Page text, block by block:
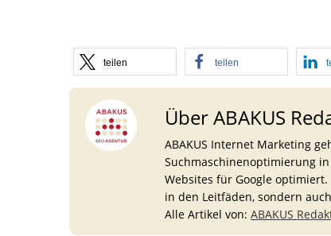
teilen teilen
Über ABAKUS
ABAKUS Internet Marketing
Suchmaschinenoptimierung
Websites für Google
in den Leitfäden, sondern
Alle Artikel von: ABAKUS